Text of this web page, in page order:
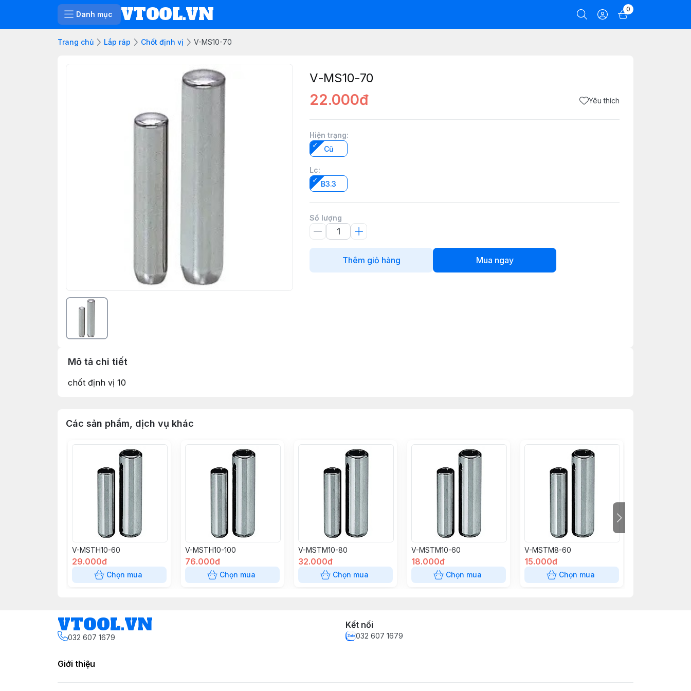
Danh mục VTOOL.VN 0
Trang chủ Lắp ráp Chốt định vị V-MS10-70
V-MS10-70
22.000đ Yêu thích
Hiện trạng:
Cũ
Lc:
B3.3
Số lượng
Thêm giỏ hàng Mua ngay
Mô tả chi tiết
chốt định vị 10
Các sản phẩm, dịch vụ khác
V-MSTH10-60
29.000đ
Chọn mua
V-MSTH10-100
76.000đ
Chọn mua
V-MSTM10-80
32.000đ
Chọn mua
V-MSTM10-60
18.000đ
Chọn mua
V-MSTM8-60
15.000đ
Chọn mua
VTOOL.VN
032 607 1679
Kết nối
032 607 1679
Giới thiệu